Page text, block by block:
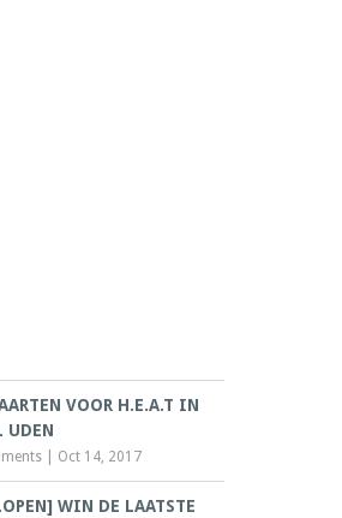
VOOR H.E.A.T IN
UDEN
Oct 14, 2017
WIN DE LAATSTE